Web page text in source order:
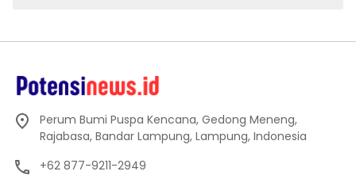
Perum Bumi Puspa Kencana, Gedong Meneng,
Rajabasa, Bandar Lampung, Lampung, Indonesia
+62 877-9211-2949